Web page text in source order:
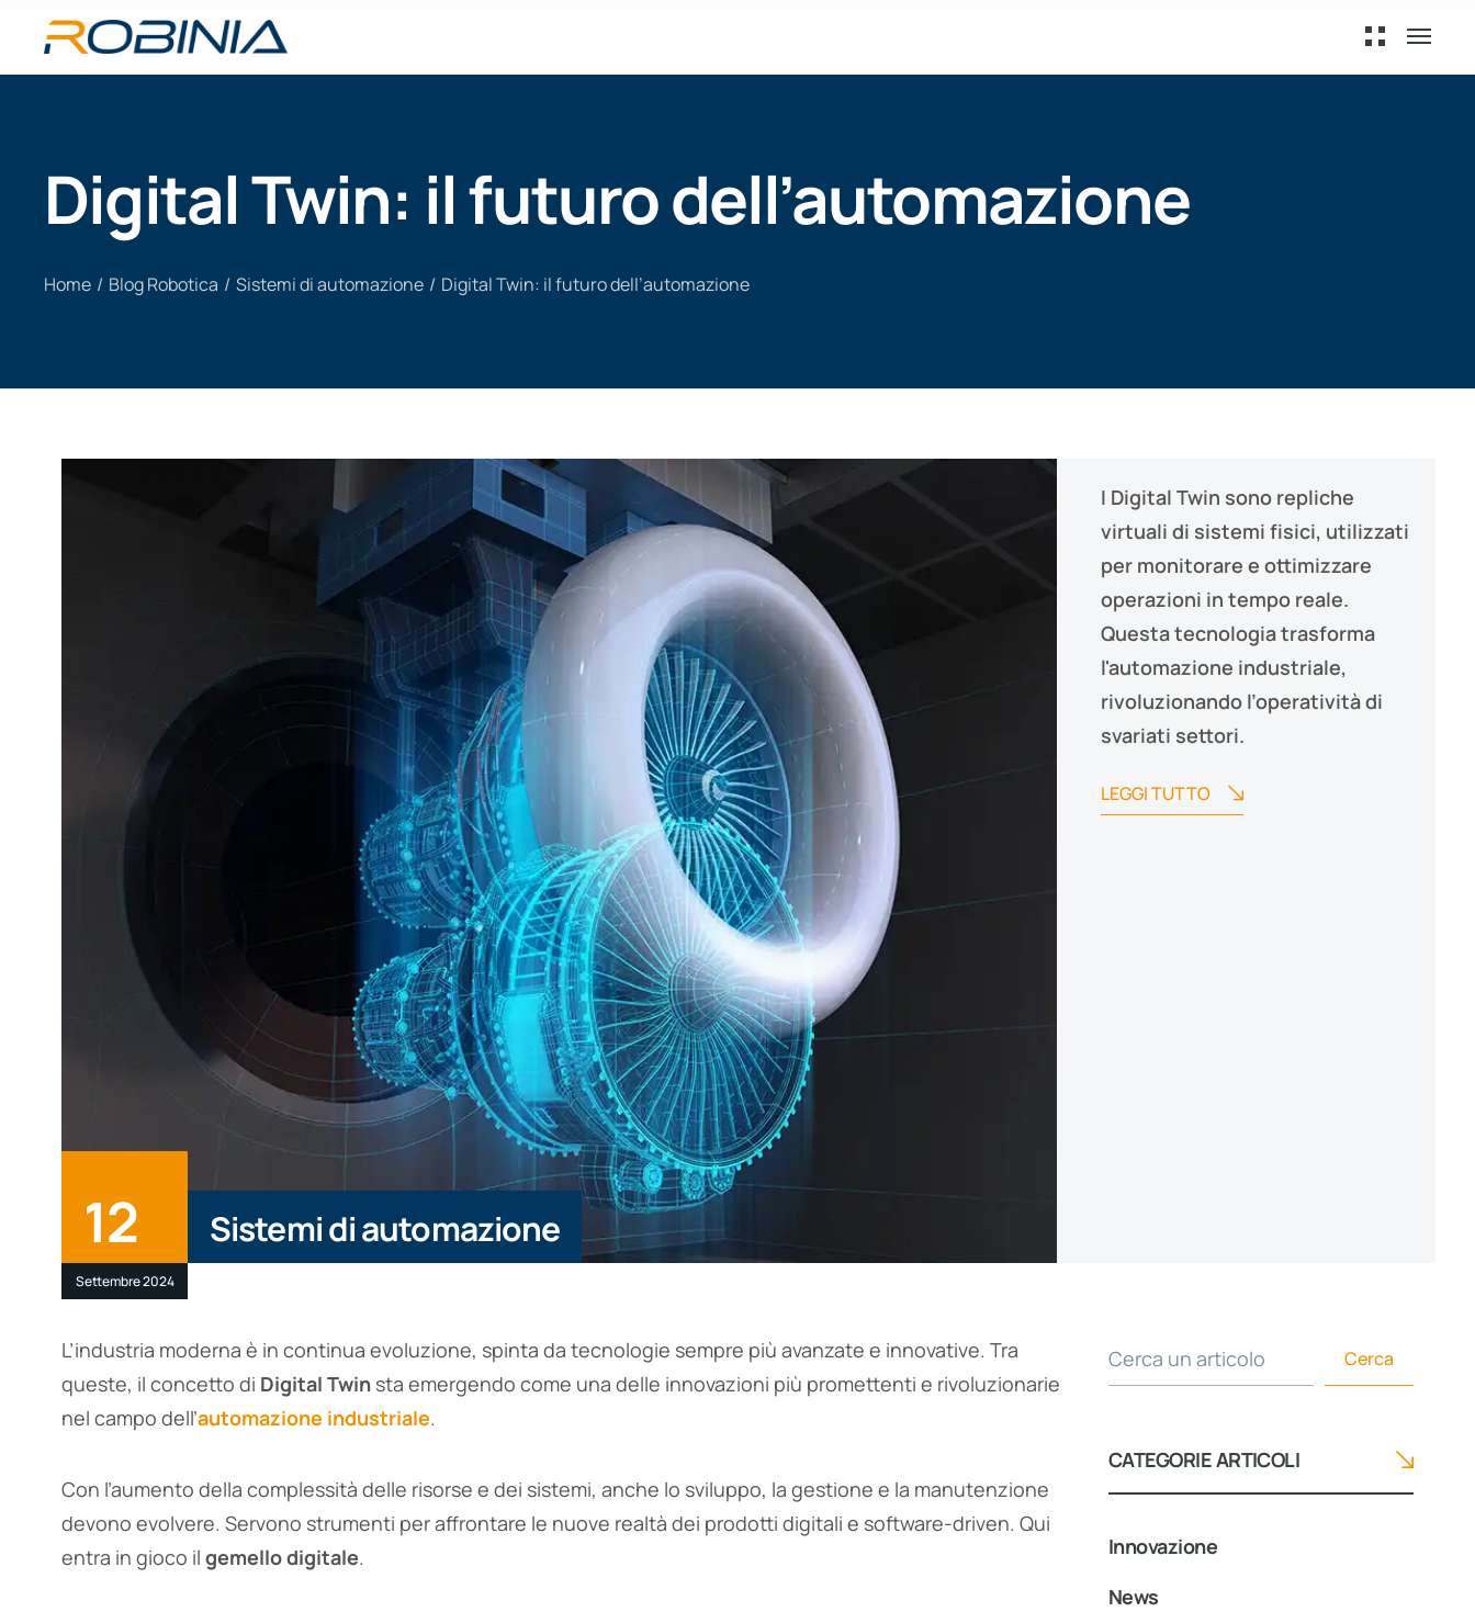
Digital Twin: il futuro dell’automazione
Home / Blog Robotica / Sistemi di automazione / Digital Twin: il futuro dell’automazione
12
Settembre 2024
Sistemi di automazione
I Digital Twin sono repliche
virtuali di sistemi fisici, utilizzati
per monitorare e ottimizzare
operazioni in tempo reale.
Questa tecnologia trasforma
l'automazione industriale,
rivoluzionando l’operatività di
svariati settori.
LEGGI TUTTO
L’industria moderna è in continua evoluzione, spinta da tecnologie sempre più avanzate e innovative. Tra
queste, il concetto di Digital Twin sta emergendo come una delle innovazioni più promettenti e rivoluzionarie
nel campo dell’automazione industriale.
Con l’aumento della complessità delle risorse e dei sistemi, anche lo sviluppo, la gestione e la manutenzione
devono evolvere. Servono strumenti per affrontare le nuove realtà dei prodotti digitali e software-driven. Qui
entra in gioco il gemello digitale.
Cerca un articolo Cerca
CATEGORIE ARTICOLI
Innovazione
News